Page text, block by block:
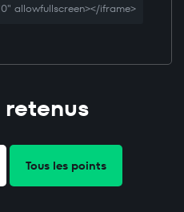
allowfullscreen></iframe>
Tous les points